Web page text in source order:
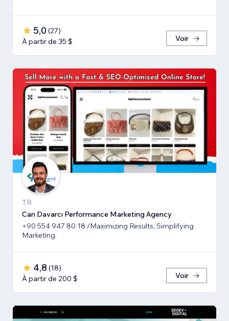
5,0 (27)
À partir de 35 $
Voir
TR
Can Davarcı Performance Marketing Agency
+90 554 947 80 18 /Maximizing Results, Simplifying
Marketing.
4,8 (18)
À partir de 200 $
Voir